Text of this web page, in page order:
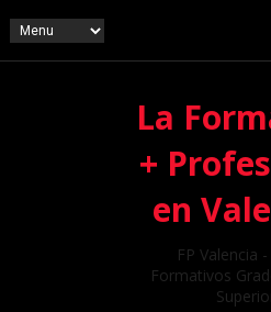
La
+
en
FP Valencia
Formativos